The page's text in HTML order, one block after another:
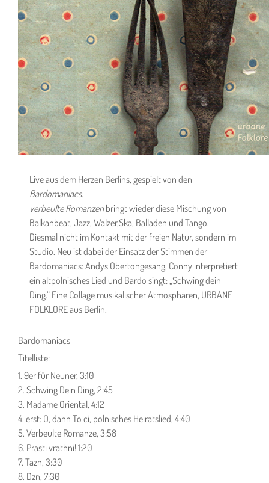
Live aus dem Herzen Berlins, gespielt von den
Bardomaniacs.
verbeulte Romanzenbringt wieder diese Mischung von
Balkanbeat, Jazz, Walzer,Ska, Balladen und Tango.
Diesmal nicht im Kontakt mit der freien Natur, sondern im
Studio. Neu ist dabei der Einsatz der Stimmen der
Bardomaniacs: Andys Obertongesang, Conny interpretiert
ein altpolnisches Lied und Bardo singt: „Schwing dein
Ding.“ Eine Collage musikalischer Atmosphären, URBANE
FOLKLORE aus Berlin.
Bardomaniacs
Titelliste:
1. 9er für Neuner, 3:10
2. Schwing Dein Ding, 2:45
3. Madame Oriental, 4:12
4. erst: O, dann To ci, polnisches Heiratslied, 4:40
5. Verbeulte Romanze, 3:58
6. Prasti vrathni! 1:20
7. Tazn, 3:30
8. Dzn, 7:30